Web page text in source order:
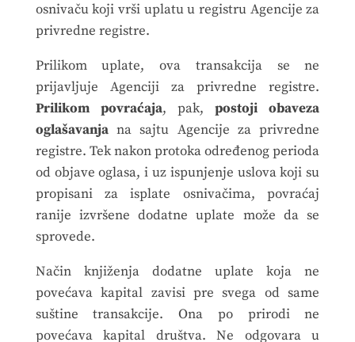
osnivaču koji vrši uplatu u registru Agencije za
privredne registre.
Prilikom uplate, ova transakcija se ne
prijavljuje Agenciji za privredne registre.
Prilikom povraćaja, pak, postoji obaveza
oglašavanjana sajtu Agencije za privredne
registre. Tek nakon protoka određenog perioda
od objave oglasa, i uz ispunjenje uslova koji su
propisani za isplate osnivačima, povraćaj
ranije izvršene dodatne uplate može da se
sprovede.
Način knjiženja dodatne uplate koja ne
povećava kapital zavisi pre svega od same
suštine transakcije. Ona po prirodi ne
povećava kapital društva. Ne odgovara u